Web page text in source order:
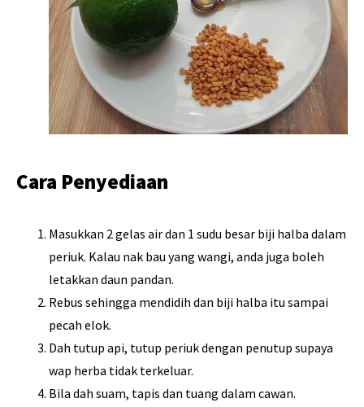
Cara Penyediaan
Masukkan 2 gelas air dan 1 sudu besar biji halba dalam
periuk. Kalau nak bau yang wangi, anda juga boleh
letakkan daun pandan.
Rebus sehingga mendidih dan biji halba itu sampai
pecah elok.
Dah tutup api, tutup periuk dengan penutup supaya
wap herba tidak terkeluar.
Bila dah suam, tapis dan tuang dalam cawan.